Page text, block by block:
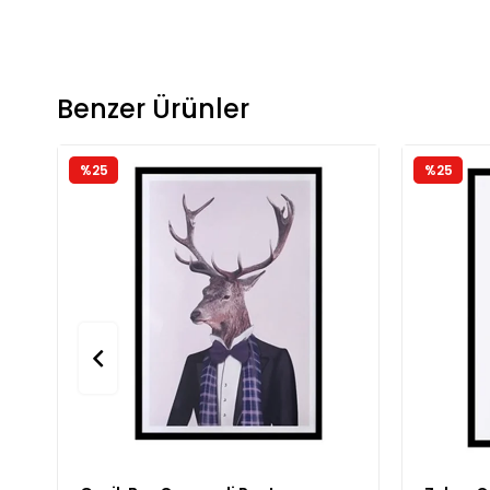
Benzer Ürünler
%25 %25